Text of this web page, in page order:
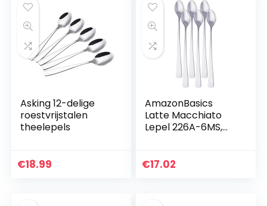
Asking 12-delige
roestvrijstalen
theelepels
€18.99
AmazonBasics
Latte Macchiato
Lepel 226A-6MS,
€17.02